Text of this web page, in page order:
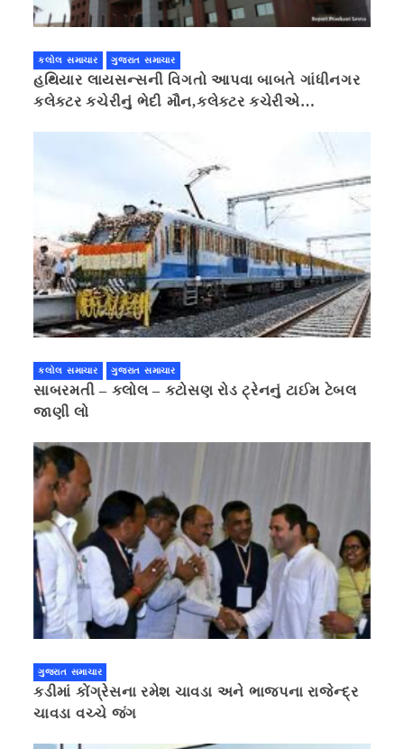
કલોલ સમાચાર ગુજરાત સમાચાર
હથિયાર લાયસન્સની વિગતો આપવા બાબતે ગાંધીનગર
કલેક્ટર કચેરીનું ભેદી મૌન,કલેક્ટર કચેરીએ
કલોલ સમાચાર ગુજરાત સમાચાર
સાબરમતી – કલોલ – કટોસણ રોડ ટ્રેનનું ટાઈમ ટેબલ
જાણી લો
ગુજરાત સમાચાર
કડીમાં કોંગ્રેસના રમેશ ચાવડા અને ભાજપના રાજેન્દ્ર
ચાવડા વચ્ચે જંગ